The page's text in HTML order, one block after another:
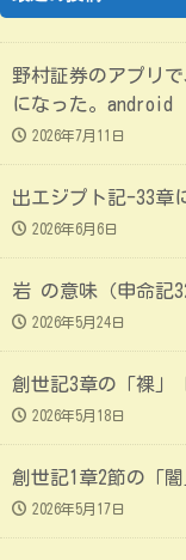
野村証券のアプリ
になった。
2026年7月11日
出エジプト記-33章
2026年6月6日
岩 の意味（申命記
2026年5月24日
創世記3章の「裸」
2026年5月18日
創世記1章2節の「
2026年5月17日